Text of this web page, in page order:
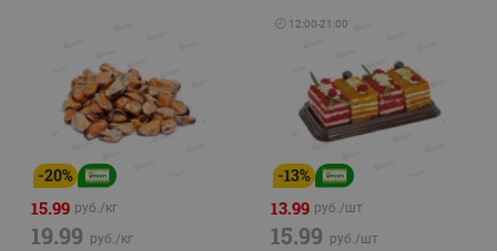
-20%
15.99 руб./кг
19.99 руб./кг
🕘 12:00-21:00
-13%
13.99 руб./шт
15.99 руб./шт